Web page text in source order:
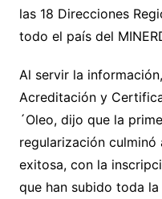
las 18 Direcciones
todo el país del
Al servir la
Acreditación y
´Oleo, dijo que la
regularización
exitosa, con la
que han subido toda